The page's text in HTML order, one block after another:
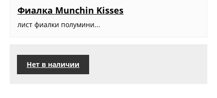
Фиалка Munchin Kisses
лист фиалки полумини...
Нет в наличии